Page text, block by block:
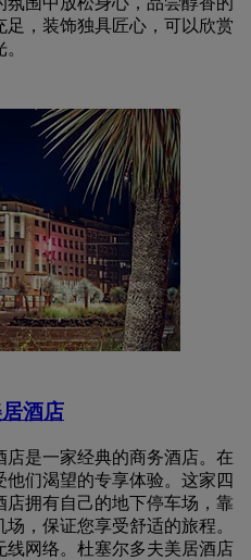
足，装饰独具匠心，可以欣赏
酒店
是一家经典的商务酒店。在
们渴望的专享体验。这家四
拥有自己的地下停车场，靠
，保证您享受舒适的旅程。
线网络。杜塞尔多夫美居酒店